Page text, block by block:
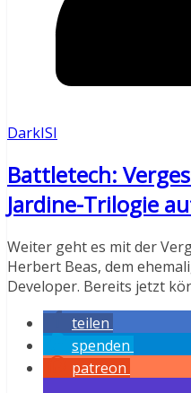
DarkISI
Battletech:
Jardine-Trilogie
Weiter geht es mit der
Herbert Beas, dem
Developer. Bereits jetzt
teilen
spenden
patreon